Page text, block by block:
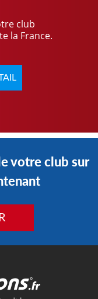
club
la France.
votre club sur